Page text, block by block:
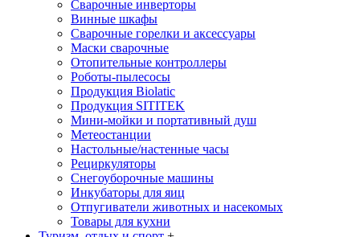
Сварочные инверторы
Винные шкафы
Сварочные горелки и аксессуары
Маски сварочные
Отопительные контроллеры
Роботы-пылесосы
Продукция Biolatic
Продукция SITITEK
Мини-мойки и портативный душ
Метеостанции
Настольные/настенные часы
Рециркуляторы
Снегоуборочные машины
Инкубаторы для яиц
Отпугиватели животных и насекомых
Товары для кухни